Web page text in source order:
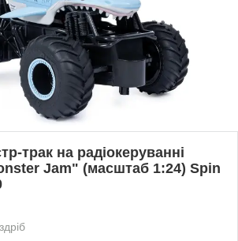
трак на радіокеруванні
Jam" (масштаб 1:24) Spin